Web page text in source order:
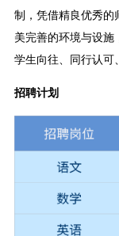
制，凭借精良优秀的
美完善的环境与设施
学生向往、同行认可
招聘计划